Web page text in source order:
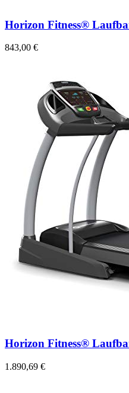
Horizon Fitness®
843,00 €
Horizon Fitness®
1.890,69 €